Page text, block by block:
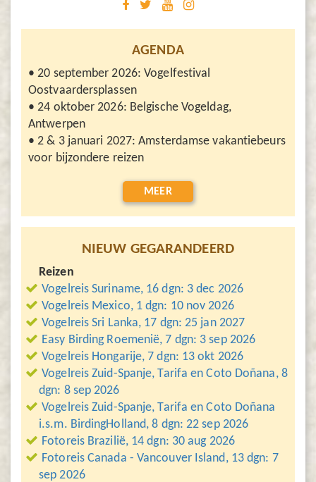
AGENDA
• 20 september 2026: Vogelfestival
Oostvaardersplassen
• 24 oktober 2026: Belgische Vogeldag,
Antwerpen
• 2 & 3 januari 2027: Amsterdamse vakantiebeurs
voor bijzondere reizen
MEER
NIEUW GEGARANDEERD
Reizen
Vogelreis Suriname, 16 dgn: 3 dec 2026
Vogelreis Mexico, 1 dgn: 10 nov 2026
Vogelreis Sri Lanka, 17 dgn: 25 jan 2027
Easy Birding Roemenië, 7 dgn: 3 sep 2026
Vogelreis Hongarije, 7 dgn: 13 okt 2026
Vogelreis Zuid-Spanje, Tarifa en Coto Doñana, 8
dgn: 8 sep 2026
Vogelreis Zuid-Spanje, Tarifa en Coto Doñana
i.s.m. BirdingHolland, 8 dgn: 22 sep 2026
Fotoreis Brazilië, 14 dgn: 30 aug 2026
Fotoreis Canada - Vancouver Island, 13 dgn: 7
sep 2026